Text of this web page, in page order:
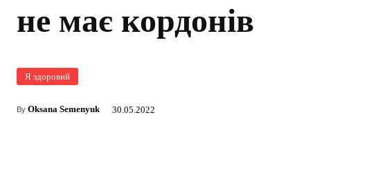
не має кордонів
Я здоровий
By Oksana Semenyuk 30.05.2022